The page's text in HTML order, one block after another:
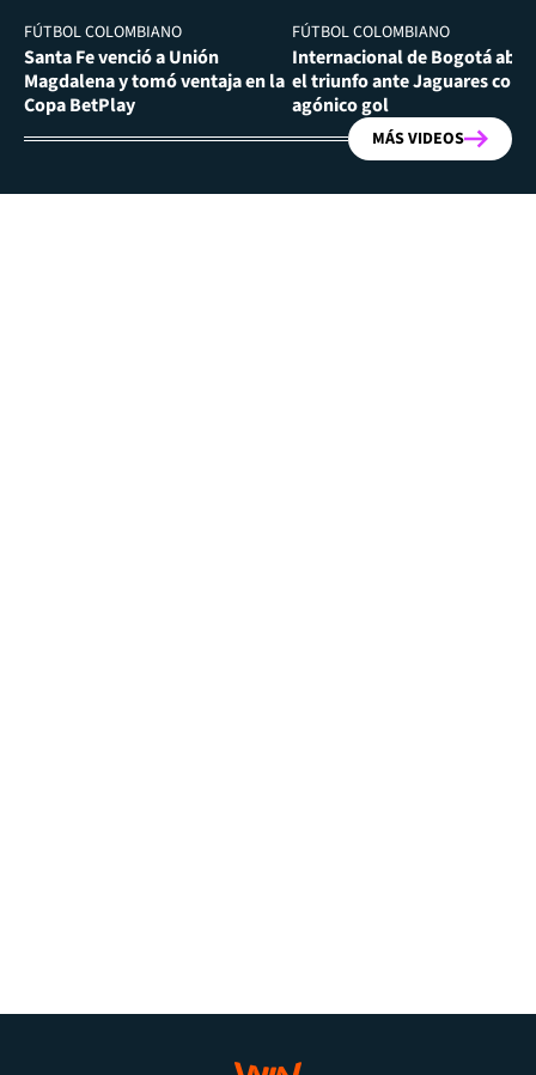
FÚTBOL COLOMBIANO
Santa Fe venció a Unión
Magdalena y tomó ventaja en la
Copa BetPlay
FÚTBOL COLOMBIANO
Internacional de Bogotá
el triunfo ante Jaguares con
agónico gol
MÁS VIDEOS